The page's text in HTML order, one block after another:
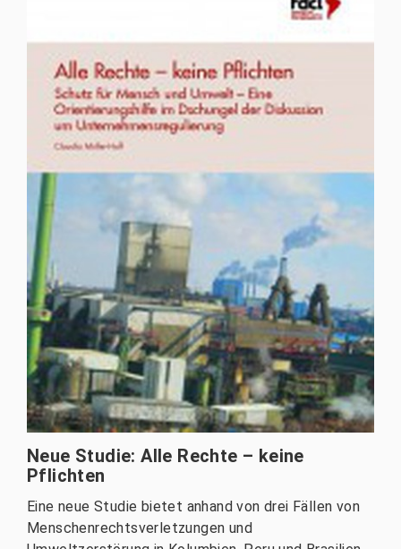
Neue Studie: Alle Rechte – keine
Pflichten
Eine neue Studie bietet anhand von drei Fällen von
Menschenrechtsverletzungen und